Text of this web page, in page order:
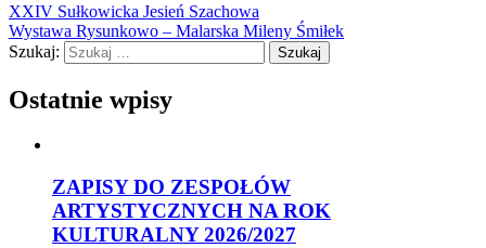
XXIV Sułkowicka Jesień Szachowa
Wystawa Rysunkowo – Malarska Mileny Śmiłek
Szukaj:
Ostatnie wpisy
ZAPISY DO ZESPOŁÓW
ARTYSTYCZNYCH NA ROK
KULTURALNY 2026/2027